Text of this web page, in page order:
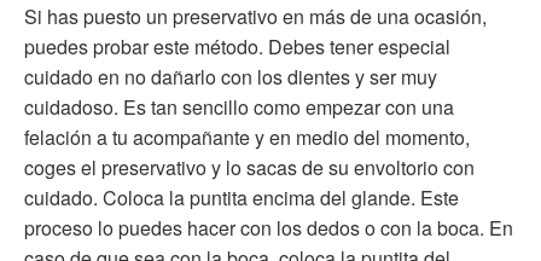
Si has puesto un preservativo en más de una ocasión,
puedes probar este método. Debes tener especial
cuidado en no dañarlo con los dientes y ser muy
cuidadoso. Es tan sencillo como empezar con una
felación a tu acompañante y en medio del momento,
coges el preservativo y lo sacas de su envoltorio con
cuidado. Coloca la puntita encima del glande. Este
proceso lo puedes hacer con los dedos o con la boca. En